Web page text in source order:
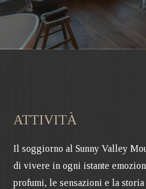
ATTIVITÀ
Il soggiorno al Sunny Valley
di vivere in ogni istante
profumi, le sensazioni e la storia